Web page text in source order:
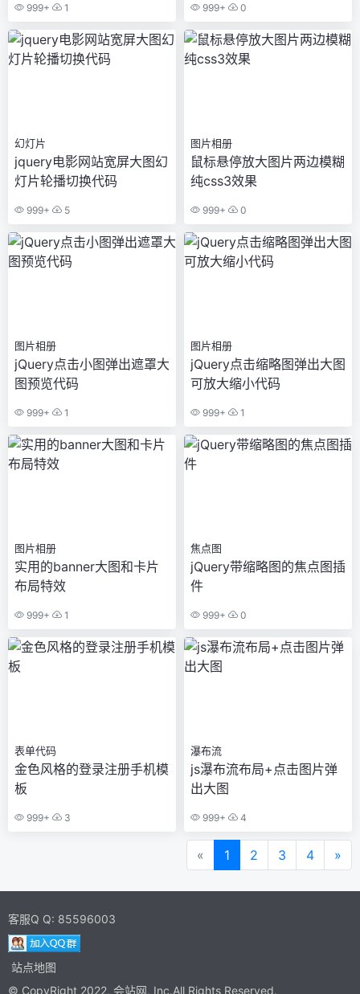
999+ 1 999+ 0
幻灯片
jquery电影网站宽屏大图幻
灯片轮播切换代码
999+ 5
图片相册
鼠标悬停放大图片两边模糊
纯css3效果
999+ 0
图片相册
jQuery点击小图弹出遮罩大
图预览代码
999+ 1
图片相册
jQuery点击缩略图弹出大图
可放大缩小代码
999+ 1
图片相册
实用的banner大图和卡片
布局特效
999+ 1
焦点图
jQuery带缩略图的焦点图插
件
999+ 0
表单代码
金色风格的登录注册手机模
板
999+ 3
瀑布流
js瀑布流布局+点击图片弹
出大图
999+ 4
« 1 2 3 4 »
客服Q Q: 85596003
站点地图
© CopyRight 2022, 会站网, Inc.All Rights Reserved.